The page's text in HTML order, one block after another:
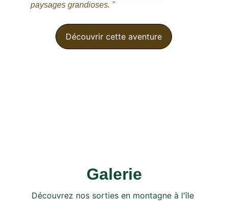
paysages grandioses. "
Découvrir cette aventure
Galerie
Découvrez nos sorties en montagne à l'île